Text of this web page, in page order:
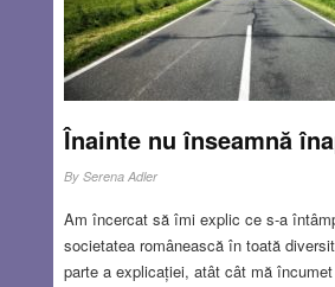
des.
Read more…
AUG 23, 2018
Înainte nu înseamnă
By Serena Adler
Am încercat să îmi explic ce s-a
societatea românească în toată
parte a explicației, atât cât mă